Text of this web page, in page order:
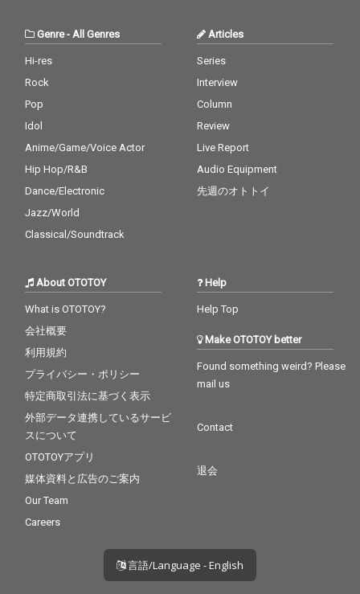
Genre- All Genres
Hi-res
Rock
Pop
Idol
Anime/Game/Voice Actor
Hip Hop/R&B
Dance/Electronic
Jazz/World
Classical/Soundtrack
Articles
Series
Interview
Column
Review
Live Report
Audio Equipment
先週のオトトイ
About OTOTOY
What is OTOTOY?
会社概要
利用規約
プライバシー・ポリシー
特定商取引法に基づく表示
外部データ連携しているサービ
スについて
OTOTOYアプリ
媒体資料と広告のご案内
Our Team
Careers
Help
Help Top
Make OTOTOY better
Found something weird? Please
mail us
Contact
退会
言語/Language - English